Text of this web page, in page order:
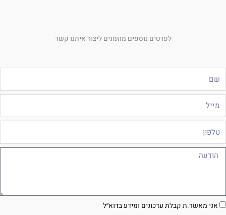
לפרטים נוספים מוזמנים ליצור איתנו קשר
אני מאשר.ת קבלת עדכונים ומידע בדוא״ל